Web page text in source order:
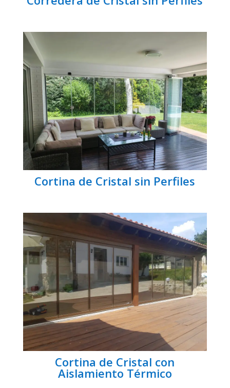
Cortina de Cristal sin Perfiles
Cortina de Cristal con
Aislamiento Térmico